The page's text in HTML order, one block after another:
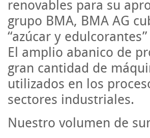
renovables para su
grupo BMA, BMA AG
“azúcar y edulcorantes”
El amplio abanico de
gran cantidad de
utilizados en los
sectores industriales.
Nuestro volumen de